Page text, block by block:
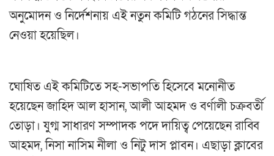
অনুমোদন ও নির্দেশনায় এই নতুন কমিটি গঠনের সিদ্ধান্ত
নেওয়া হয়েছিল।
‎ঘোষিত এই কমিটিতে সহ-সভাপতি হিসেবে মনোনীত
হয়েছেন জাহিদ আল হাসান, আলী আহমদ ও বর্ণালী চক্রবর্তী
তোড়া। যুগ্ম সাধারণ সম্পাদক পদে দায়িত্ব পেয়েছেন রাব্বি
আহমদ, নিসা নাসিম নীলা ও নিটু দাস প্লাবন। এছাড়া ক্লাবের